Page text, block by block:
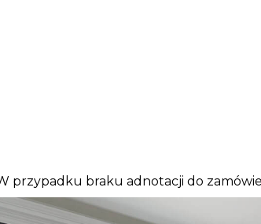
przypadku braku adnotacji do